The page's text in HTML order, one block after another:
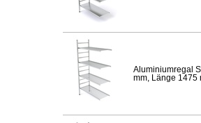
Aluminiumregal
mm, Länge 1475